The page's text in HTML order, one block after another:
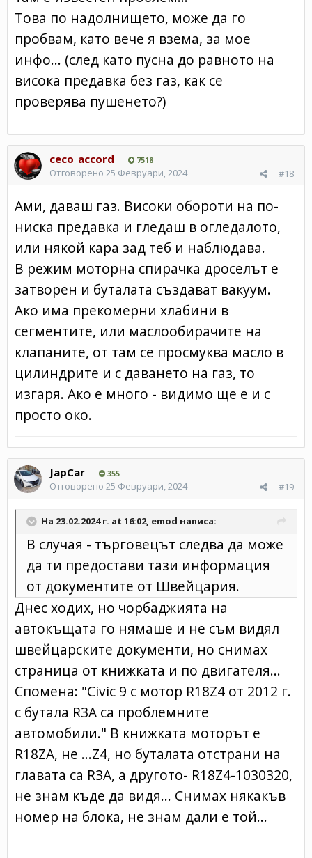
Това по надолнището, може да го
пробвам, като вече я взема, за мое
инфо... (след като пусна до равното на
висока предавка без газ, как се
проверява пушенето?)
ceco_accord 7518
#18
Отговорено 25 Февруари, 2024
Ами, даваш газ. Високи обороти на по-
ниска предавка и гледаш в огледалото,
или някой кара зад теб и наблюдава.
В режим моторна спирачка дроселът е
затворен и буталата създават вакуум.
Ако има прекомерни хлабини в
сегментите, или маслообирачите на
клапаните, от там се просмуква масло в
цилиндрите и с даването на газ, то
изгаря. Ако е много - видимо ще е и с
просто око.
JapCar 355
#19
Отговорено 25 Февруари, 2024
На 23.02.2024 г. at 16:02, emod написа:
В случая - търговецът следва да може
да ти предостави тази информация
от документите от Швейцария.
Днес ходих, но чорбаджията на
автокъщата го нямаше и не съм видял
швейцарските документи, но снимах
страница от книжката и по двигателя...
Спомена: "Civic 9 с мотор R18Z4 от 2012 г.
с бутала R3A са проблемните
автомобили." В книжката моторът е
R18ZA, не ...Z4, но буталата отстрани на
главата са R3A, а другото- R18Z4-1030320,
не знам къде да видя... Снимах някакъв
номер на блока, не знам дали е той...